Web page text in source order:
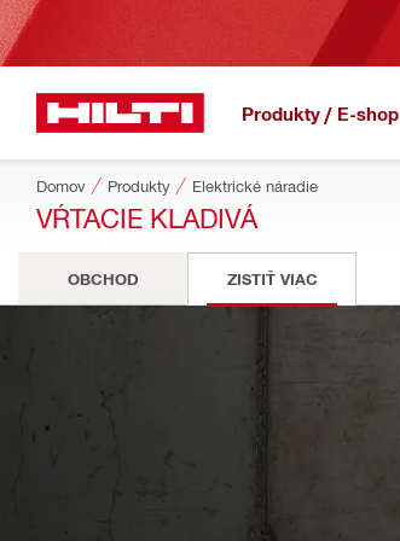
Produkty / E-shop
Domov Produkty Elektrické náradie
VŔTACIE KLADIVÁ
OBCHOD ZISTIŤ VIAC